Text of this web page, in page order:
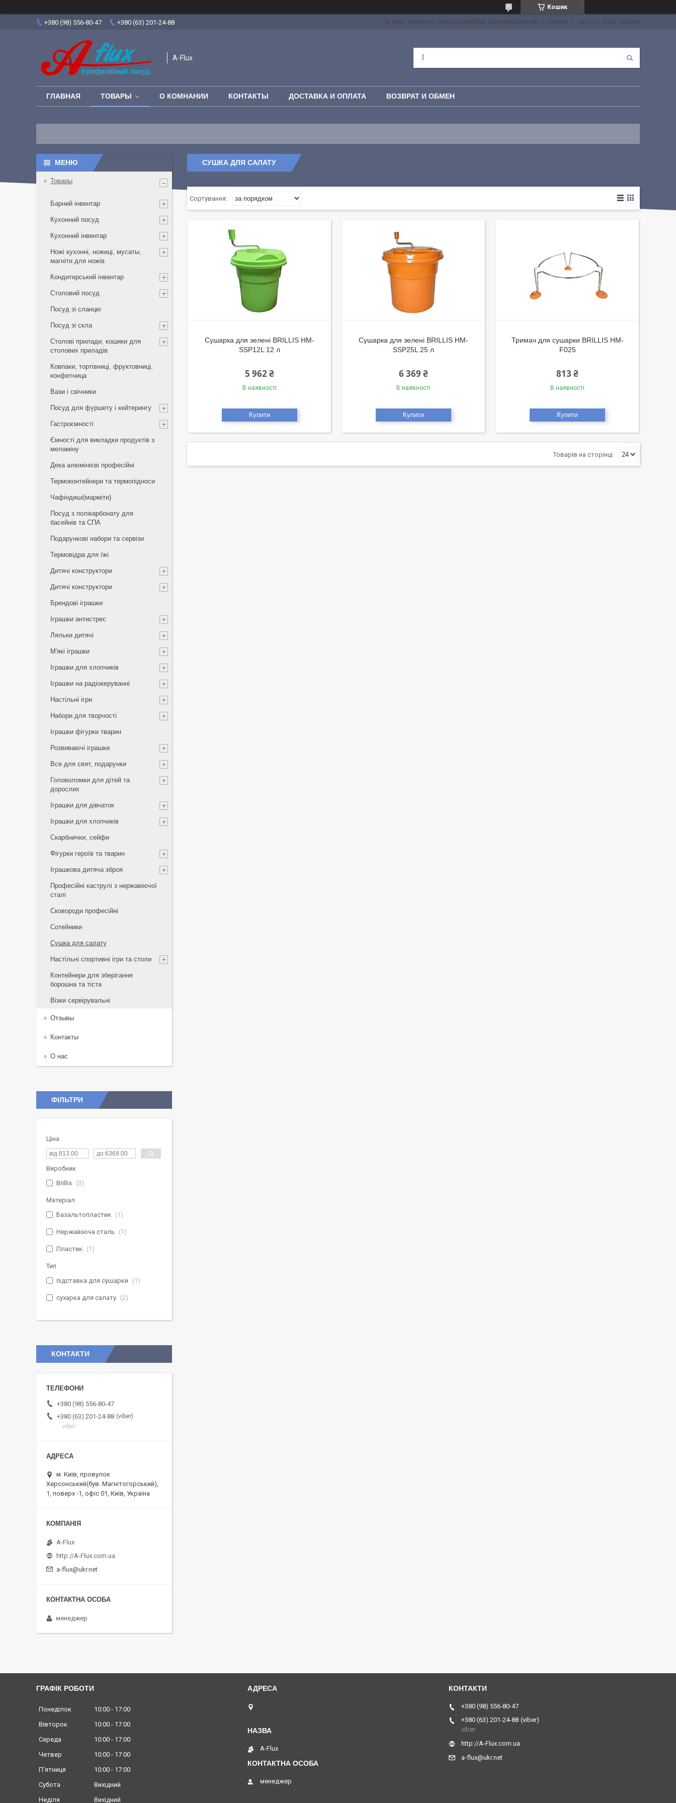
Кошик
+380 (98) 556-80-47 +380 (63) 201-24-88 м. Київ, провулок Херсонський(був. Магнітогорський), 1, поверх -1, офіс 01, Київ, Україна
A-Flux
ГЛАВНАЯ ТОВАРЫ О КОМНАНИИ КОНТАКТЫ ДОСТАВКА И ОПЛАТА ВОЗВРАТ И ОБМЕН
СУШКА ДЛЯ САЛАТУ
Сушарка для зелені BRILLIS HM-
SSP12L 12 л
5 962 ₴
В наявності
Купити
Сушарка для зелені BRILLIS HM-
SSP25L 25 л
6 369 ₴
В наявності
Купити
Тримач для сушарки BRILLIS HM-
F025
813 ₴
В наявності
Купити
Товары
Барний інвентар
Кухонний посуд
Кухонний інвентар
Ножі кухонні, ножиці, мусаты,
магніти для ножів
Кондитерський інвентар
Столовий посуд
Посуд зі сланцю
Посуд зі скла
Столові прилади, кошики для
столових приладів
Ковпаки, тортівниці, фруктовниці,
конфетница
Вази і свічники
Посуд для фуршету і кейтерингу
Гастроємності
Ємності для викладки продуктів з
меламіну
Дека алюмінієві професійні
Термоконтейнери та термопідноси
Чафіндиші(марміти)
Посуд з полікарбонату для
басейнів та СПА
Подарункові набори та сервізи
Термовідра для їжі
Дитячі конструктори
Дитячі конструктори
Брендові іграшки
Іграшки антистрес
Ляльки дитячі
М'які іграшки
Іграшки для хлопчиків
Іграшки на радіокеруванні
Настільні ігри
Набори для творчості
Іграшки фігурки тварин
Розвиваючі іграшки
Все для свят, подарунки
Головоломки для дітей та
дорослих
Іграшки для дівчаток
Іграшки для хлопчиків
Скарбнички, сейфи
Фігурки героїв та тварин
Іграшкова дитяча зброя
Професійні каструлі з нержавіючої
сталі
Сковороди професійні
Сотейники
Сушка для салату
Настільні спортивні ігри та столи
Контейнери для зберігання
борошна та тіста
Візки сервірувальні
Отзывы
Контакты
О нас
ФІЛЬТРИ
Ціна
Виробник
Brillis
3
Матеріал
Базальтопластик
1
Нержавіюча сталь 1
Пластик 1
Тип
підставка для сушарки
1
сухарка для салату 2
КОНТАКТИ
+380 (98) 556-80-47
+380 (63) 201-24-88 viber
viber
м. Київ, провулок
Херсонський(був. Магнітогорський),
1, поверх -1, офіс 01, Київ, Україна
A-Flux
http://A-Flux.com.ua
a-flux@ukr.net
менеджер
ГРАФІК РОБОТИ
Понеділок 10:00
17:00
Вівторок
10:00
17:00
Середа
10:00
17:00
Четвер
10:00
17:00
Пʼятниця
10:00
17:00
Субота
Вихідний
Неділя
Вихідний
A-Flux
менеджер
+380 (98) 556-80-47
+380 (63) 201-24-88 viber
viber
http://A-Flux.com.ua
a-flux@ukr.net